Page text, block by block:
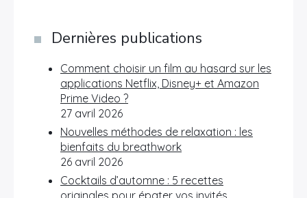
Dernières publications
Comment choisir un film au hasard sur les
applications Netflix, Disney+ et Amazon
Prime Video ?
27 avril 2026
Nouvelles méthodes de relaxation : les
bienfaits du breathwork
26 avril 2026
Cocktails d’automne : 5 recettes
originales pour épater vos invités